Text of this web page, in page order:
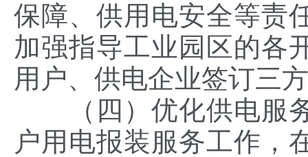
保障、供用电安全等责
加强指导工业园区的各
用户、供电企业签订三
（四）优化供电服务
户用电报装服务工作，